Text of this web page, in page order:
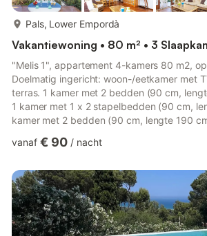
Pals, Lower Empordà
Vakantiewoning • 80 m² • 3
"Melis 1", appartement 4-kamers 80 m2,
Doelmatig ingericht: woon-/eetkamer met
terras. 1 kamer met 2 bedden (90 cm,
1 kamer met 1 x 2 stapelbedden (90 cm,
kamer met 2 bedden (90 cm, lengte 190
magnetron, diepvriezer, elektrische
zee en de plaats. Ter beschikking:
kinderstoel, kinderbed, haardroger.
Gesc...
vanaf € 90 / nacht